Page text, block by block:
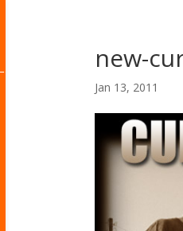
new-
Jan 13, 2011